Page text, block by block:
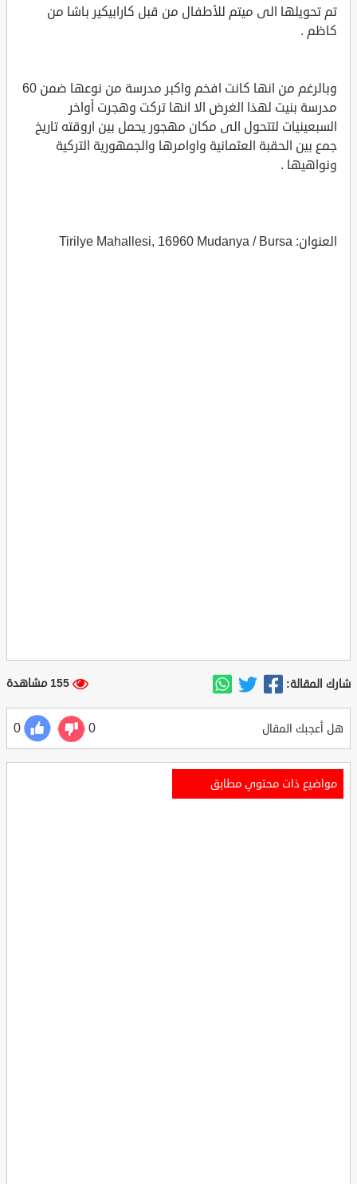
تم تحويلها الى ميتم للأطفال من قبل كارابيكير باشا من
كاظم .
وبالرغم من انها كانت افخم واكبر مدرسة من نوعها ضمن 60
مدرسة بنيت لهذا الغرض الا انها تركت وهجرت أواخر
السبعينيات لتتحول الى مكان مهجور يحمل بين اروقته تاريخ
جمع بين الحقبة العثمانية واوامرها والجمهورية التركية
ونواهيها .
العنوان: Tirilye Mahallesi, 16960 Mudanya / Bursa
شارك المقالة: 155 مشاهدة
هل أعجبك المقال 0
0
مواضيع ذات محتوي مطابق